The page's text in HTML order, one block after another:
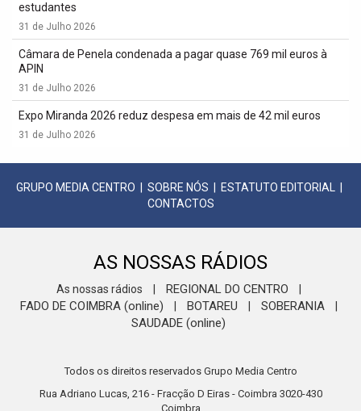
estudantes
31 de Julho 2026
Câmara de Penela condenada a pagar quase 769 mil euros à
APIN
31 de Julho 2026
Expo Miranda 2026 reduz despesa em mais de 42 mil euros
31 de Julho 2026
GRUPO MEDIA CENTRO SOBRE NÓS ESTATUTO EDITORIAL
CONTACTOS
AS NOSSAS RÁDIOS
As nossas rádios REGIONAL DO CENTRO
FADO DE COIMBRA (online) BOTAREU SOBERANIA
SAUDADE (online)
Todos os direitos reservados Grupo Media Centro
Rua Adriano Lucas, 216 - Fracção D Eiras - Coimbra 3020-430
Coimbra